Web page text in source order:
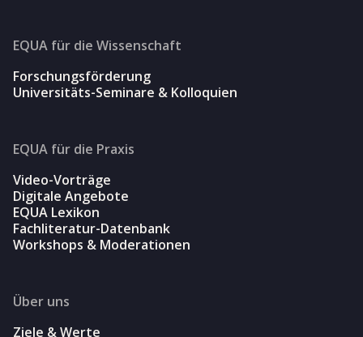
EQUA für die Wissenschaft
Forschungsförderung
Universitäts-Seminare & Kolloquien
EQUA für die Praxis
Video-Vorträge
Digitale Angebote
EQUA Lexikon
Fachliteratur-Datenbank
Workshops & Moderationen
Über uns
Ziele & Werte